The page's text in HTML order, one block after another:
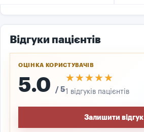
Відгуки пацієнтів
ОЦІНКА КОРИСТУВАЧІВ
5.0 / 5
★★★★★
★★★★★
1 відгуків пацієнтів
Залишити відгук